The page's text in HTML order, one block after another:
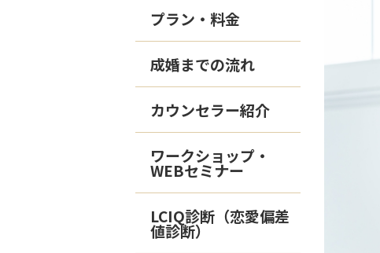
プラン・料金
成婚までの流れ
カウンセラー紹介
ワークショップ・
WEBセミナー
LCIQ診断（恋愛偏差
値診断）